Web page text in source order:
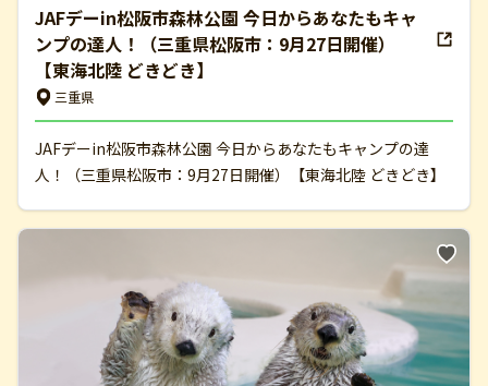
JAFデーin松阪市森林公園 今日からあなたもキャ
ンプの達人！（三重県松阪市：9月27日開催）
【東海北陸 どきどき】
三重県
JAFデーin松阪市森林公園 今日からあなたもキャンプの達
人！（三重県松阪市：9月27日開催）【東海北陸 どきどき】